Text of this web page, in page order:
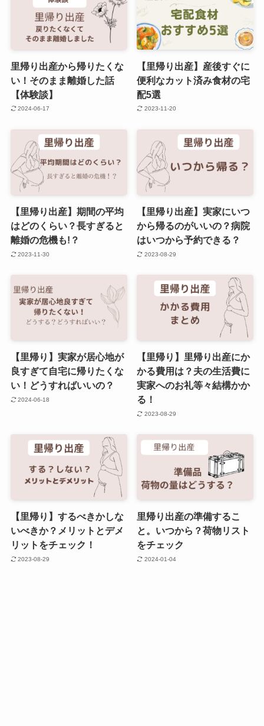
里帰り出産から帰りたくな
い！そのまま離婚した話
【体験談】
2024-06-17
【里帰り出産】産後すぐに
便利なカット済み食材の宅
配5選
2023-11-20
【里帰り出産】期間の平均
はどのくらい？長すぎると
離婚の危機も!？
2023-11-30
【里帰り出産】実家にいつ
から帰るのがいいの？病院
はいつから予約できる？
2023-08-29
【里帰り】実家が居心地が
良すぎて自宅に帰りたくな
い！どうすればいいの？
2024-06-18
【里帰り】里帰り出産にか
かる費用は？夫の生活費に
実家へのお礼等々結構かか
る！
2023-08-29
【里帰り】するべきかしな
いべきか？メリットとデメ
リットをチェック！
2023-08-29
里帰り出産の準備するこ
と。いつから？荷物リスト
をチェック
2024-01-04